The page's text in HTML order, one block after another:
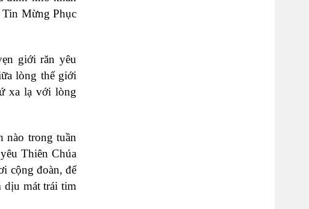
Tin Mừng Phục
giới răn yêu
lòng thế giới
xa lạ với lòng
nào trong tuần
Thiên Chúa
cộng đoàn, để
dịu mát trái tim